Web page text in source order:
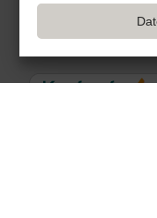
Viele